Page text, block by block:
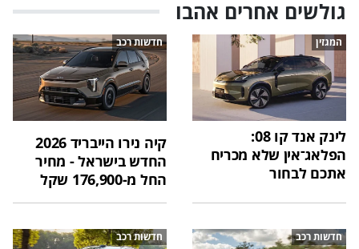
גולשים אחרים אהבו
המגזין
לינק אנד קו 08:
הפלאג־אין שלא מכריח
אתכם לבחור
חדשות רכב
קיה נירו הייבריד 2026
החדש בישראל - מחיר
החל מ-176,900 שקל
חדשות רכב חדשות רכב